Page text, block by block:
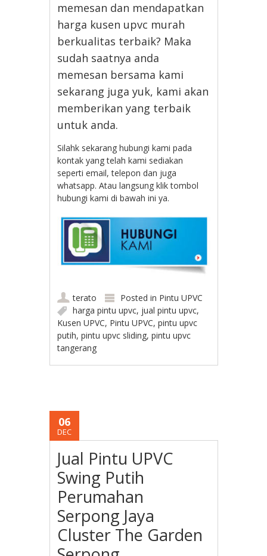
memesan dan mendapatkan
harga kusen upvc murah
berkualitas terbaik? Maka
sudah saatnya anda
memesan bersama kami
sekarang juga yuk, kami akan
memberikan yang terbaik
untuk anda.
Silahk sekarang hubungi kami pada
kontak yang telah kami sediakan
seperti email, telepon dan juga
whatsapp. Atau langsung klik tombol
hubungi kami di bawah ini ya.
terato Posted in Pintu UPVC
harga pintu upvc, jual pintu upvc,
Kusen UPVC, Pintu UPVC,pintu upvc
putih,pintu upvc sliding,pintu upvc
tangerang
06
DEC
Jual Pintu UPVC
Swing Putih
Perumahan
Serpong Jaya
Cluster The Garden